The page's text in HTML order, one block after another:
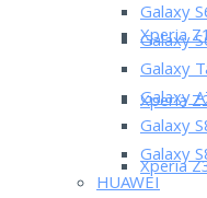
Xperia
Xperia
Xperia
Galaxy
Galaxy
Galaxy
Galaxy
Galaxy
Galaxy
HUAWEI